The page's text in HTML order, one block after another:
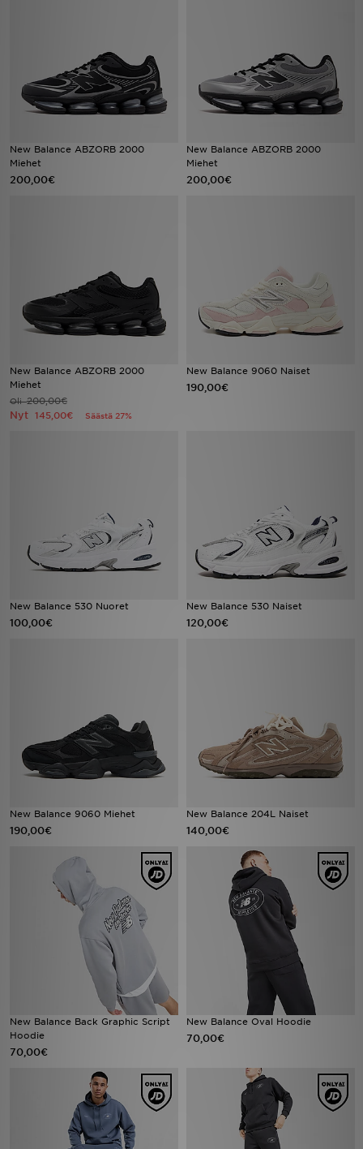
New Balance ABZORB 2000
Miehet
200,00€
New Balance ABZORB 2000
Miehet
200,00€
New Balance ABZORB 2000
Miehet
Oli200,00€
Nyt 145,00€ Säästä 27%
New Balance 9060 Naiset
190,00€
New Balance 530 Nuoret
100,00€
New Balance 530 Naiset
120,00€
New Balance 9060 Miehet
190,00€
New Balance 204L Naiset
140,00€
New Balance Back Graphic Script
Hoodie
70,00€
New Balance Oval Hoodie
70,00€
Lataa JD-sovellus
Minun JD
Minun viestini
Asiakaspalvelu ja tietoa